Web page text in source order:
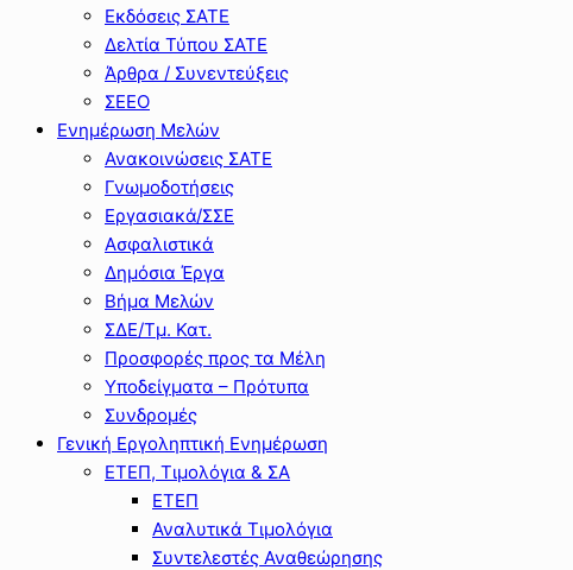
Εκδόσεις ΣΑΤΕ
Δελτία Τύπου ΣΑΤΕ
Άρθρα / Συνεντεύξεις
ΣΕΕΟ
Ενημέρωση Μελών
Ανακοινώσεις ΣΑΤΕ
Γνωμοδοτήσεις
Εργασιακά/ΣΣΕ
Ασφαλιστικά
Δημόσια Έργα
Βήμα Μελών
ΣΔΕ/Τμ. Κατ.
Προσφορές προς τα Μέλη
Υποδείγματα – Πρότυπα
Συνδρομές
Γενική Εργοληπτική Ενημέρωση
ΕΤΕΠ, Τιμολόγια & ΣΑ
ΕΤΕΠ
Αναλυτικά Τιμολόγια
Συντελεστές Αναθεώρησης